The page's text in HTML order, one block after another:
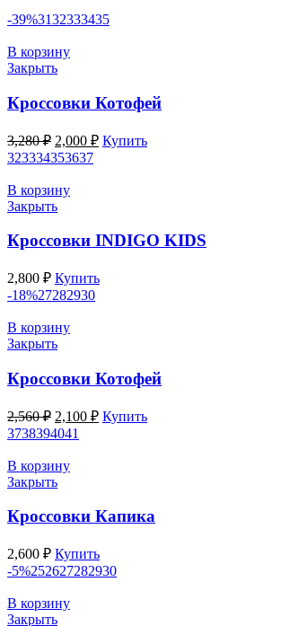
-39%3132333435
В корзину
Закрыть
Кроссовки Котофей
3,280₽ Первоначальная
цена
составляла
3,280 ₽.
2,000 ₽Текущая
цена:
Купить
323334353637
В корзину
Закрыть
Кроссовки INDIGO KIDS
2,800 ₽ Купить
-18%27282930
В корзину
Закрыть
Кроссовки Котофей
2,560₽ Первоначальная
цена
составляла
2,560 ₽.
2,100 ₽Текущая
цена:
Купить
3738394041
В корзину
Закрыть
Кроссовки Капика
2,600 ₽ Купить
-5%252627282930
В корзину
Закрыть